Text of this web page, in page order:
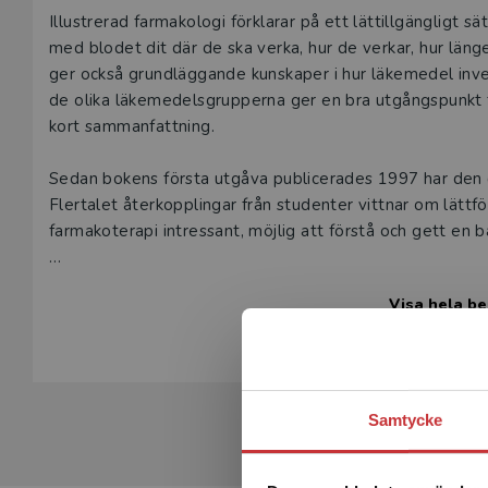
Samtycke
Beskrivning
Illustrerad farmakologi förklarar på ett lättillgängligt
med blodet dit där de ska verka, hur de verkar, hur
ger också grundläggande kunskaper i hur läkemedel
de olika läkemedelsgrupperna ger en bra
kort sammanfattning.
Sedan bokens första utgåva publicerades 1997 har
Flertalet återkopplingar från studenter vittnar om
farmakoterapi intressant, möjlig att förstå och gett en
Illustrert farmakologi. Boken som tidigare har getts ut
Visa hela